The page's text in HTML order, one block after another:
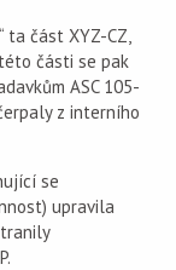
ta část XYZ-CZ,
části se pak
ASC 105-
z interního
se
upravila